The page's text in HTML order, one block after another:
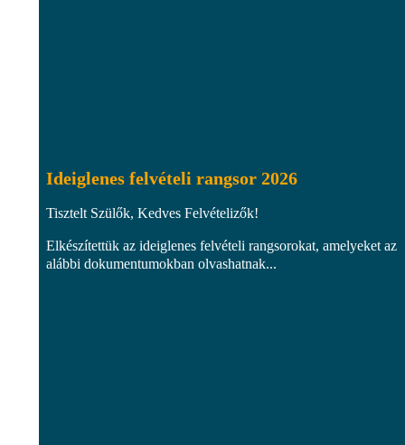
Ideiglenes felvételi rangsor 2026
Tisztelt Szülők, Kedves Felvételizők!
Elkészítettük az ideiglenes felvételi rangsorokat, amelyeket az
alábbi dokumentumokban olvashatnak...